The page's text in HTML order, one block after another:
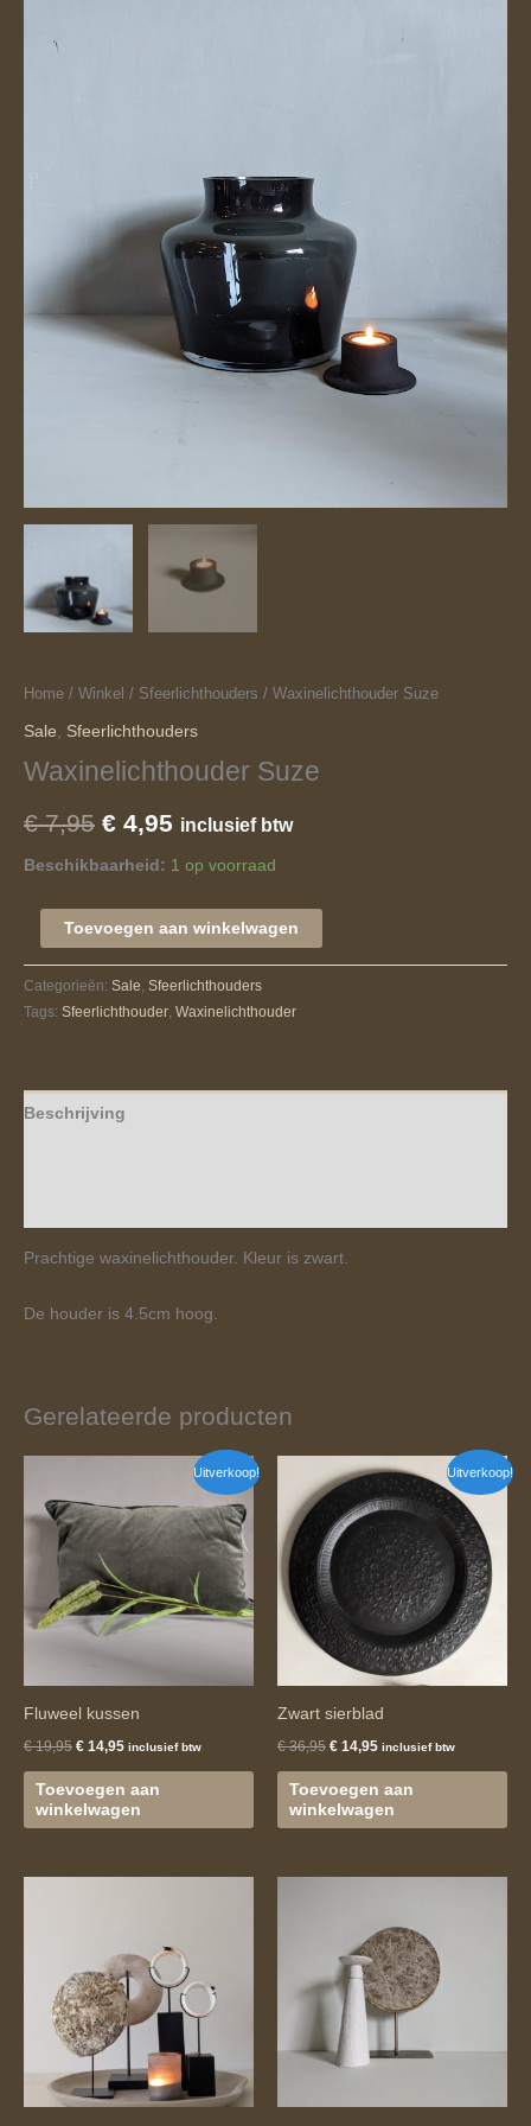
Home / Winkel / Sfeerlichthouders / Waxinelichthouder Suze
Sale, Sfeerlichthouders
Waxinelichthouder Suze
€7,95 € 4,95 inclusief btw
Beschikbaarheid: 1 op voorraad
Toevoegen aan winkelwagen
Categorieën: Sale, Sfeerlichthouders
Tags: Sfeerlichthouder, Waxinelichthouder
Beschrijving
Prachtige waxinelichthouder. Kleur is zwart.
De houder is 4.5cm hoog.
Gerelateerde producten
Uitverkoop!
Fluweel kussen
€19,95
was:
€ 19,95.
€ 14,95
is:
€ 14,95.
inclusief btw
Toevoegen aan
winkelwagen
Uitverkoop!
Zwart sierblad
€36,95
Oorspronkelijke
prijs
was:
€ 36,95.
€ 14,95
Huidige
prijs
is:
€ 14,95.
inclusief btw
Toevoegen aan
winkelwagen